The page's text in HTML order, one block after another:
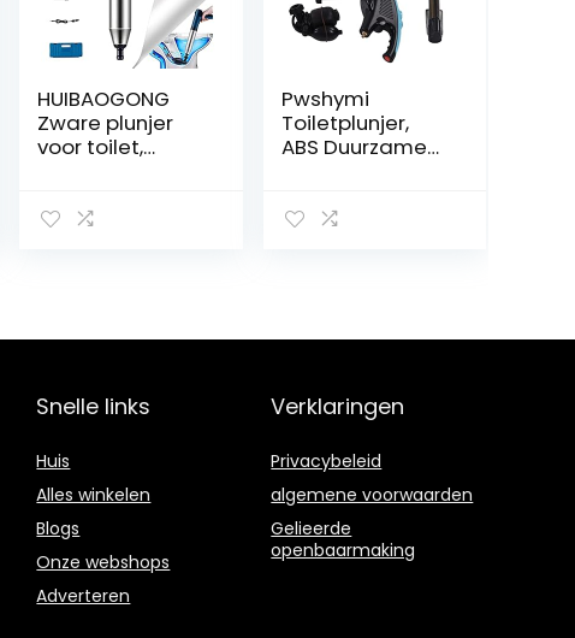
HUIBAOGONG
Zware plunjer
voor toilet,
Draagbare
badkamer,
Vloerafvoerpijp
Pwshymi
Toiletplunjer,
ABS Duurzame
Brede
Gemakkelijke
Snelle links
Huis
Alles winkelen
Blogs
Onze webshops
Adverteren
Verklaringen
Privacybeleid
algemene voorwaarden
Gelieerde
openbaarmaking